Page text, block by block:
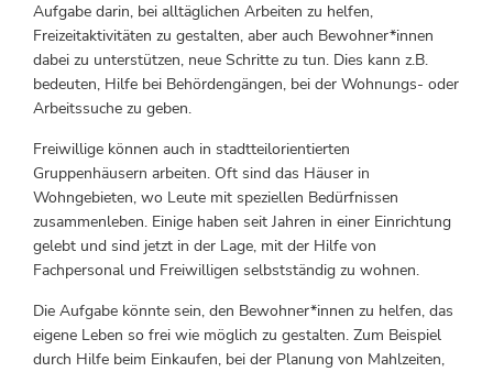
Aufgabe darin, bei alltäglichen Arbeiten zu helfen,
Freizeitaktivitäten zu gestalten, aber auch Bewohner*innen
dabei zu unterstützen, neue Schritte zu tun. Dies kann z.B.
bedeuten, Hilfe bei Behördengängen, bei der Wohnungs- oder
Arbeitssuche zu geben.
Freiwillige können auch in stadtteilorientierten
Gruppenhäusern arbeiten. Oft sind das Häuser in
Wohngebieten, wo Leute mit speziellen Bedürfnissen
zusammenleben. Einige haben seit Jahren in einer Einrichtung
gelebt und sind jetzt in der Lage, mit der Hilfe von
Fachpersonal und Freiwilligen selbstständig zu wohnen.
Die Aufgabe könnte sein, den Bewohner*innen zu helfen, das
eigene Leben so frei wie möglich zu gestalten. Zum Beispiel
durch Hilfe beim Einkaufen, bei der Planung von Mahlzeiten,